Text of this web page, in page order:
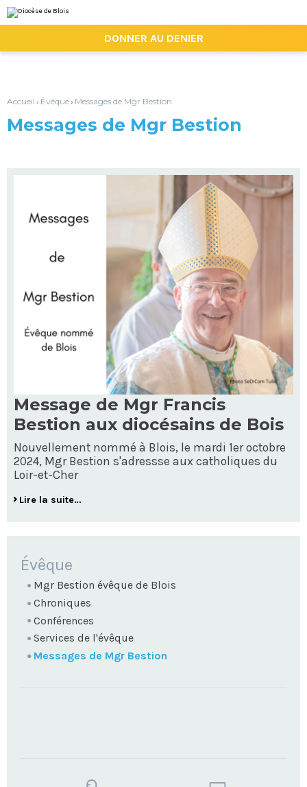
au
contenu.
la
personnels
DONNER AU DENIER
Accueil › Évêque› Messages de Mgr Bestion
Messages de Mgr Bestion
Message de Mgr Francis
Bestion aux diocésains de Bois
Nouvellement nommé à Blois, le mardi 1er octobre
2024, Mgr Bestion s'adressse aux catholiques du
Loir-et-Cher
Lire la suite…
NAVIGATION
Évêque
Mgr Bestion évêque de Blois
Chroniques
Conférences
Services de l'évêque
Messages de Mgr Bestion